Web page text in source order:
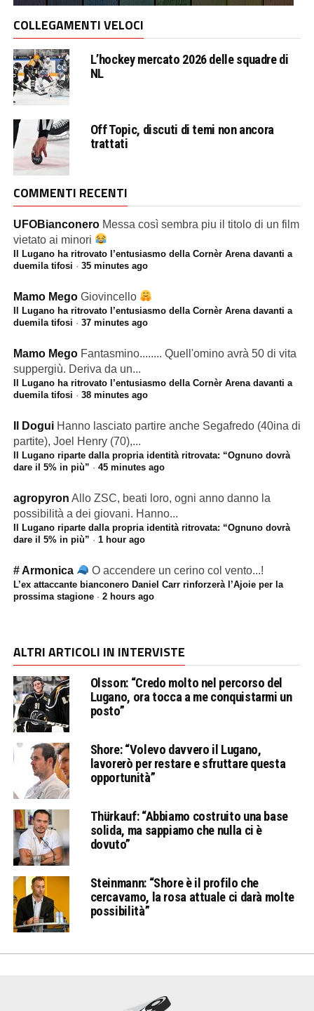
COLLEGAMENTI VELOCI
L’hockey mercato 2026 delle squadre di
NL
Off Topic, discuti di temi non ancora
trattati
COMMENTI RECENTI
UFOBianconero Messa così sembra piu il titolo di un film
vietato ai minori
Il Lugano ha ritrovato l’entusiasmo della Cornèr Arena davanti a
duemila tifosi · 35 minutes ago
Mamo Mego Giovincello
Il Lugano ha ritrovato l’entusiasmo della Cornèr Arena davanti a
duemila tifosi · 37 minutes ago
Mamo Mego Fantasmino........ Quell'omino avrà 50 di vita
suppergiù. Deriva da un...
Il Lugano ha ritrovato l’entusiasmo della Cornèr Arena davanti a
duemila tifosi · 38 minutes ago
Il Dogui Hanno lasciato partire anche Segafredo (40ina di
partite), Joel Henry (70),...
Il Lugano riparte dalla propria identità ritrovata: “Ognuno dovrà
dare il 5% in più” · 45 minutes ago
agropyron Allo ZSC, beati loro, ogni anno danno la
possibilità a dei giovani. Hanno...
Il Lugano riparte dalla propria identità ritrovata: “Ognuno dovrà
dare il 5% in più” · 1 hour ago
# Armonica O accendere un cerino col vento...!
L’ex attaccante bianconero Daniel Carr rinforzerà l’Ajoie per la
prossima stagione· 2 hours ago
ALTRI ARTICOLI IN INTERVISTE
Olsson: “Credo molto nel percorso del
Lugano, ora tocca a me conquistarmi un
posto”
Shore: “Volevo davvero il Lugano,
lavorerò per restare e sfruttare questa
opportunità”
Thürkauf: “Abbiamo costruito una base
solida, ma sappiamo che nulla ci è
dovuto”
Steinmann: “Shore è il profilo che
cercavamo, la rosa attuale ci darà molte
possibilità”